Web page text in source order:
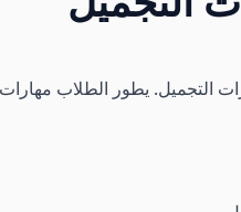
يطور الطلاب مهارات في